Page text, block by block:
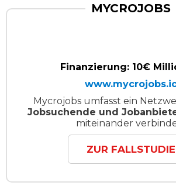
MYCROJOBS
Finanzierung: 10€
Mycrojobs umfasst ein
Jobsuchende und
miteinander
ZUR FALLSTUDIE